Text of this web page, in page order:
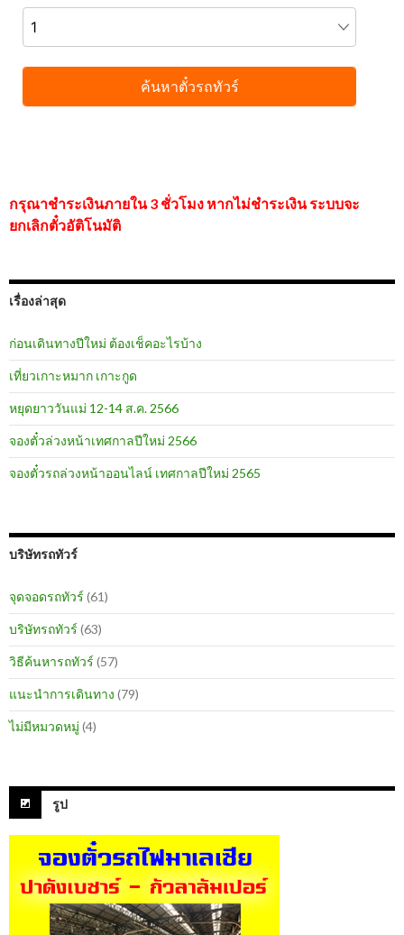
กรุณาชำระเงินภายใน 3 ชั่วโมง หากไม่ชำระเงิน ระบบจะ
ยกเลิกตั๋วอัติโนมัติ
เรื่องล่าสุด
ก่อนเดินทางปีใหม่ ต้องเช็คอะไรบ้าง
เที่ยวเกาะหมาก เกาะกูด
หยุดยาววันแม่ 12-14 ส.ค. 2566
จองตั๋วล่วงหน้าเทศกาลปีใหม่ 2566
จองตั๋วรถล่วงหน้าออนไลน์ เทศกาลปีใหม่ 2565
บริษัทรถทัวร์
จุดจอดรถทัวร์ (61)
บริษัทรถทัวร์ (63)
วิธีค้นหารถทัวร์ (57)
แนะนำการเดินทาง (79)
ไม่มีหมวดหมู่ (4)
รูป